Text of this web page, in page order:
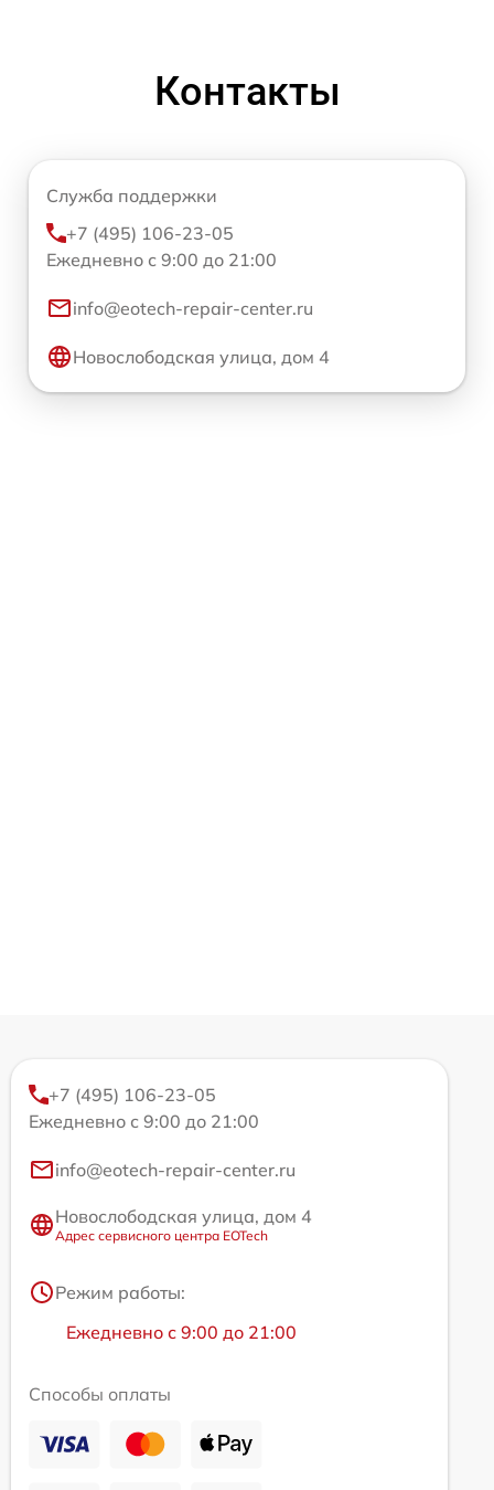
Контакты
Служба поддержки
+7 (495) 106-23-05
Ежедневно с 9:00 до 21:00
info@eotech-repair-center.ru
Новослободская улица, дом 4
+7 (495) 106-23-05
Ежедневно с 9:00 до 21:00
info@eotech-repair-center.ru
Новослободская улица, дом 4
Адрес сервисного центра EOTech
Режим работы:
Ежедневно с 9:00 до 21:00
Способы оплаты